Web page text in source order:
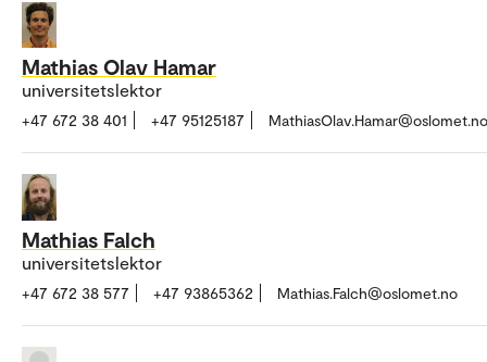
Mathias Olav Hamar
universitetslektor
+47 672 38 401 +47 95125187 MathiasOlav.Hamar@oslomet.no
Mathias Falch
universitetslektor
+47 672 38 577 +47 93865362 Mathias.Falch@oslomet.no